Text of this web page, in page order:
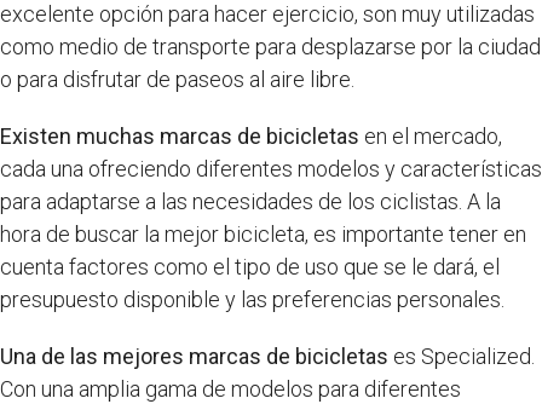
excelente opción para hacer ejercicio, son muy utilizadas
como medio de transporte para desplazarse por la ciudad
o para disfrutar de paseos al aire libre.
Existen muchas marcas de bicicletas en el mercado,
cada una ofreciendo diferentes modelos y características
para adaptarse a las necesidades de los ciclistas. A la
hora de buscar la mejor bicicleta, es importante tener en
cuenta factores como el tipo de uso que se le dará, el
presupuesto disponible y las preferencias personales.
Una de las mejores marcas de bicicletas es Specialized.
Con una amplia gama de modelos para diferentes